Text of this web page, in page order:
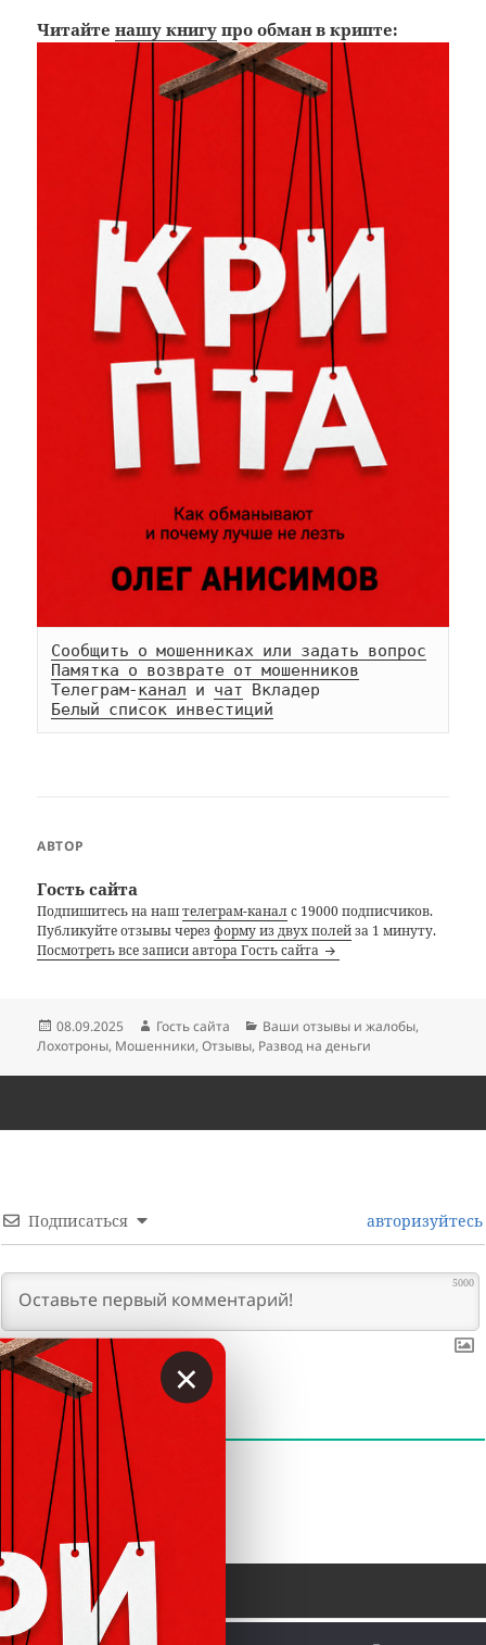
Читайтенашу книгу про обман в крипте:
Сообщить о мошенниках или задать вопрос
Памятка о возврате от мошенников
Телеграм-канал и чат
Белый список инвестиций
АВТОР
Гость сайта
Подпишитесь на наштелеграм-каналс 19000 подписчиков.
Публикуйте отзывы черезформу из двух полейза 1 минуту.
Посмотреть все записи автора Гость сайта
Опубликовано
08.09.2025 Автор
Гость сайта Рубрики
Ваши отзывы и жалобы,
Лохотроны, Мошенники,Отзывы, Развод на деньги
Подписаться авторизуйтесь
5000
КОММЕНТАРИИ
×